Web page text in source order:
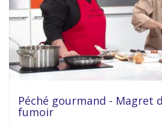
Péché gourmand - Magret
fumoir